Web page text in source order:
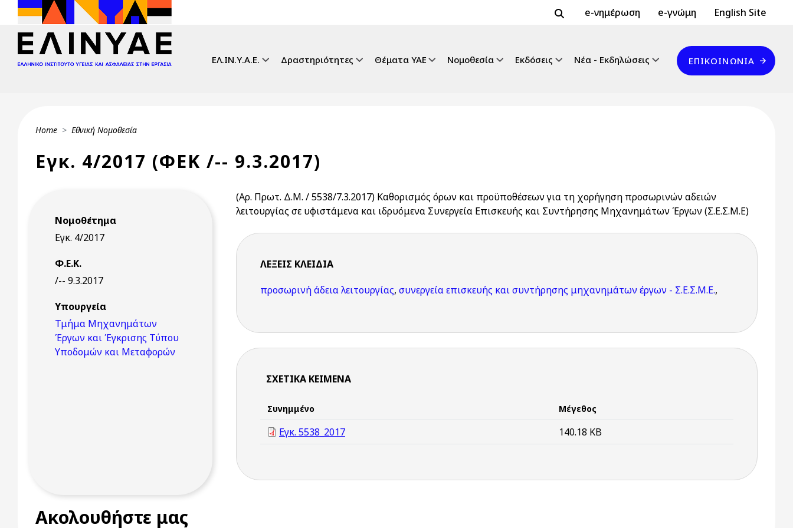
Skip to main content Header Top 2
e-νημέρωση e-γνώμη Header Top
English Site
ΕΛ.ΙΝ.Υ.Α.Ε. Δραστηριότητες Θέματα ΥΑΕ Νομοθεσία Εκδόσεις Νέα - Εκδηλώσεις
Επικοινωνία
ΕΠΙΚΟΙΝΩΝΊΑ
Breadcrumb
Home Εθνική Νομοθεσία
Εγκ. 4/2017 (ΦΕΚ /-- 9.3.2017)
Νομοθέτημα
Εγκ. 4/2017
Φ.Ε.Κ.
/-- 9.3.2017
Υπουργεία
Τμήμα Μηχανημάτων
Έργων και Έγκρισης Τύπου
Υποδομών και Μεταφορών
(Αρ. Πρωτ. Δ.Μ. / 5538/7.3.2017) Καθορισμός όρων και προϋποθέσεων για τη χορήγηση προσωρινών αδειών
λειτουργίας σε υφιστάμενα και ιδρυόμενα Συνεργεία Επισκευής και Συντήρησης Μηχανημάτων Έργων (Σ.Ε.Σ.Μ.Ε)
ΛΈΞΕΙΣ KΛΕΙΔΙΆ
προσωρινή άδεια λειτουργίας, συνεργεία επισκευής και συντήρησης μηχανημάτων έργων - Σ.Ε.Σ.Μ.Ε.,
ΣΧΕΤΙΚΆ ΚΕΊΜΕΝΑ
Συνημμένο Μέγεθος
Εγκ. 5538_2017 140.18 KB
Ακολουθήστε μας